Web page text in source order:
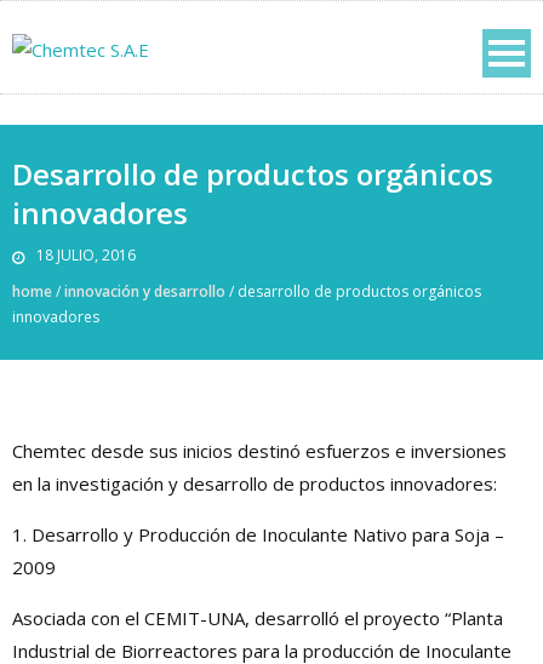
Desarrollo de productos orgánicos
innovadores
18 JULIO, 2016
home/innovación y desarrollo / desarrollo de productos orgánicos
innovadores
Chemtec desde sus inicios destinó esfuerzos e inversiones
en la investigación y desarrollo de productos innovadores:
1. Desarrollo y Producción de Inoculante Nativo para Soja –
2009
Asociada con el CEMIT-UNA, desarrolló el proyecto “Planta
Industrial de Biorreactores para la producción de Inoculante